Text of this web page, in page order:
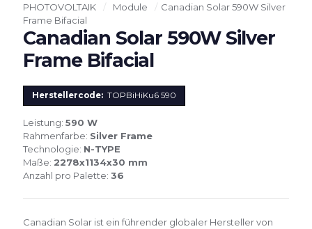
PHOTOVOLTAIK / Module / Canadian Solar 590W Silver
Frame Bifacial
Canadian Solar 590W Silver
Frame Bifacial
Herstellercode: TOPBiHiKu6 590
Leistung: 590 W
Rahmenfarbe: Silver Frame
Technologie: N-TYPE
Maße: 2278x1134x30 mm
Anzahl pro Palette: 36
Canadian Solar ist ein führender globaler Hersteller von